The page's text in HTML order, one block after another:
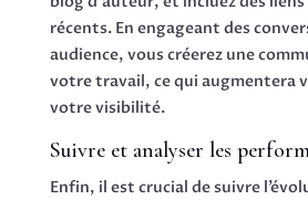
récents. En engageant des
audience, vous créerez une
votre travail, ce qui augmentera
votre visibilité.
Suivre et analyser les
Enfin, il est crucial de suivre